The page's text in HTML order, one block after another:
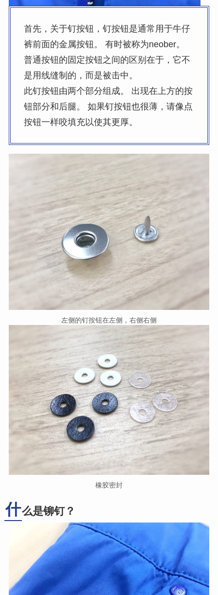
首先，关于钉按钮，钉按钮是通常用于牛仔
裤前面的金属按钮。 有时被称为neober。
普通按钮的固定按钮之间的区别在于，它不
是用线缝制的，而是被击中。
此钉按钮由两个部分组成。 出现在上方的按
钮部分和后腿。 如果钉按钮也很薄，请像点
按钮一样咬填充以使其更厚。
左侧的钉按钮在左侧，右侧右侧
橡胶密封
什么是铆钉？